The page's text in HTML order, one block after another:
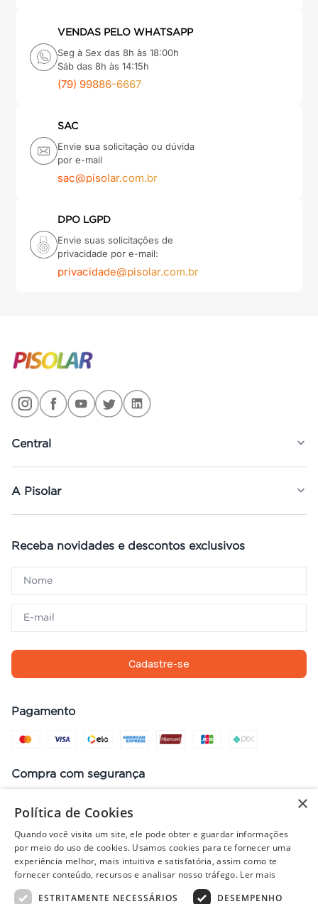
VENDAS PELO WHATSAPP
Seg à Sex das 8h às 18:00h
Sáb das 8h às 14:15h
(79) 99886-6667
SAC
Envie sua solicitação ou dúvida
por e-mail
sac@pisolar.com.br
DPO LGPD
Envie suas solicitações de
privacidade por e-mail:
privacidade@pisolar.com.br
Central
A Pisolar
Receba novidades e descontos exclusivos
Cadastre-se
Pagamento
Compra com segurança
Preços, promoções, condições de pagamento e frete válidos apenas
para compras no site. Em caso de divergência, prevalece o valor do
carrinho no fechamento do pedido. Vendas sujeitas à análise e
×
Política de Cookies
Quando você visita um site, ele pode obter e guardar informações
por meio do uso de cookies. Usamos cookies para te fornecer uma
experiência melhor, mais intuitiva e satisfatória, assim como te
fornecer conteúdo, recursos e analisar nosso tráfego. Ler mais
ESTRITAMENTE NECESSÁRIOS
DESEMPENHO